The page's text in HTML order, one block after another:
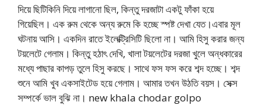
দিয়ে ছিটিকিনি দিয়ে লাগানো ছিল, কিন্তু দরজাটা একটু ফাঁকা হয়ে
গিয়েছিল। এক রুম থেকে অন্য রুমে কি হচ্ছে স্পষ্ট দেখা যেত।এবার মূল
ঘটনায় আসি। একদিন রাতে ইলেক্ট্রিসিটি ছিলো না। আমি হিসু করার জন্য
টয়লেটে গেলাম। কিন্তু হঠাৎ দেখি, খালা টয়লেটের দরজা খুলে অন্ধকারের
মধ্যে পাছার কাপড় তুলে হিসু করছে। সাথে ফস ফস করে শব্দ হচ্ছে। শব্দ
শুনে আমি খুব একসাইটেড হয়ে গেলাম। আমার তখন উঠতি বয়স। সেক্স
সম্পর্কে ভাল বুঝি না। new khala chodar golpo